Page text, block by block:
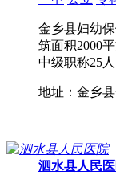
金乡县妇幼
筑面积2000
中级职称25
地址：金乡
泗水县人民